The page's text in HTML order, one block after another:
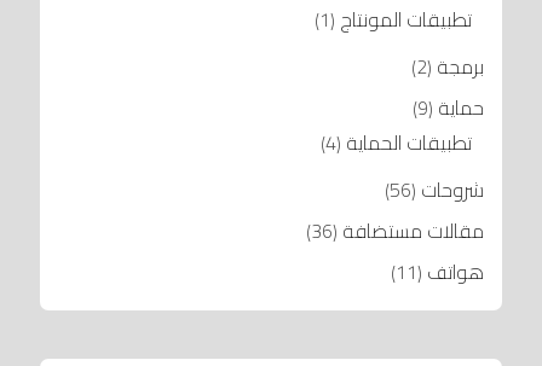
تطبيقات المونتاج (1)
برمجة (2)
حماية (9)
تطبيقات الحماية (4)
شروحات (56)
مقالات مستضافة (36)
هواتف (11)